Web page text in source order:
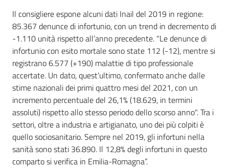
Il consigliere espone alcuni dati Inail del 2019 in regione:
85.367 denunce di infortunio, con un trend in decremento di
-1.110 unità rispetto all’anno precedente. "Le denunce di
infortunio con esito mortale sono state 112 (-12), mentre si
registrano 6.577 (+190) malattie di tipo professionale
accertate. Un dato, quest’ultimo, confermato anche dalle
stime nazionali dei primi quattro mesi del 2021, con un
incremento percentuale del 26,1% (18.629, in termini
assoluti) rispetto allo stesso periodo dello scorso anno". Tra i
settori, oltre a industria e artigianato, uno dei più colpiti è
quello sociosanitario. Sempre nel 2019, gli infortuni nella
sanità sono stati 36.890. Il 12,8% degli infortuni in questo
comparto si verifica in Emilia-Romagna”.